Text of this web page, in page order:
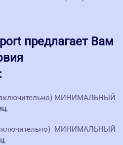
предлагает Вам
(включительно) МИНИМАЛЬНЫЙ
.
МИНИМАЛЬНЫЙ
.